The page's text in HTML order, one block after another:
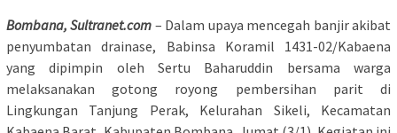
Bombana, Sultranet.com – Dalam upaya mencegah banjir akibat
penyumbatan drainase, Babinsa Koramil 1431-02/Kabaena
yang dipimpin oleh Sertu Baharuddin bersama warga
melaksanakan gotong royong pembersihan parit di
Lingkungan Tanjung Perak, Kelurahan Sikeli, Kecamatan